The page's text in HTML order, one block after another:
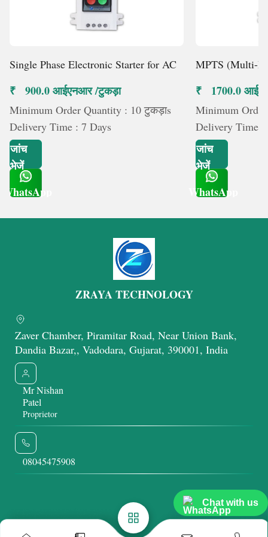
Chat with us
Single Phase Electronic Starter for AC
₹ 900.0 आईएनआर /टुकड़ा
Minimum Order Quantity : 10 टुकड़ाs
Delivery Time : 7 Days
जांच
भेजें
WhatsApp
MPTS (Multi-
₹ 1700.0
Minimum
Delivery Time :
जांच
भेजें
WhatsApp
ZRAYA TECHNOLOGY
Zaver Chamber, Piramitar Road, Near Union Bank,
Dandia Bazar,, Vadodara, Gujarat, 390001, India
Mr Nishan
Patel
Proprietor
08045475908